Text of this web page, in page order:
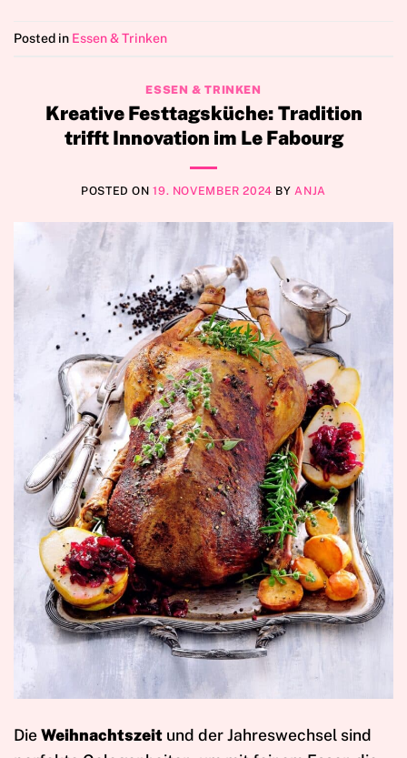
Posted in Essen & Trinken
ESSEN & TRINKEN
Kreative Festtagsküche: Tradition
trifft Innovation im Le Fabourg
POSTED ON19. NOVEMBER 2024 BYANJA
DieWeihnachtszeit und der Jahreswechsel sind